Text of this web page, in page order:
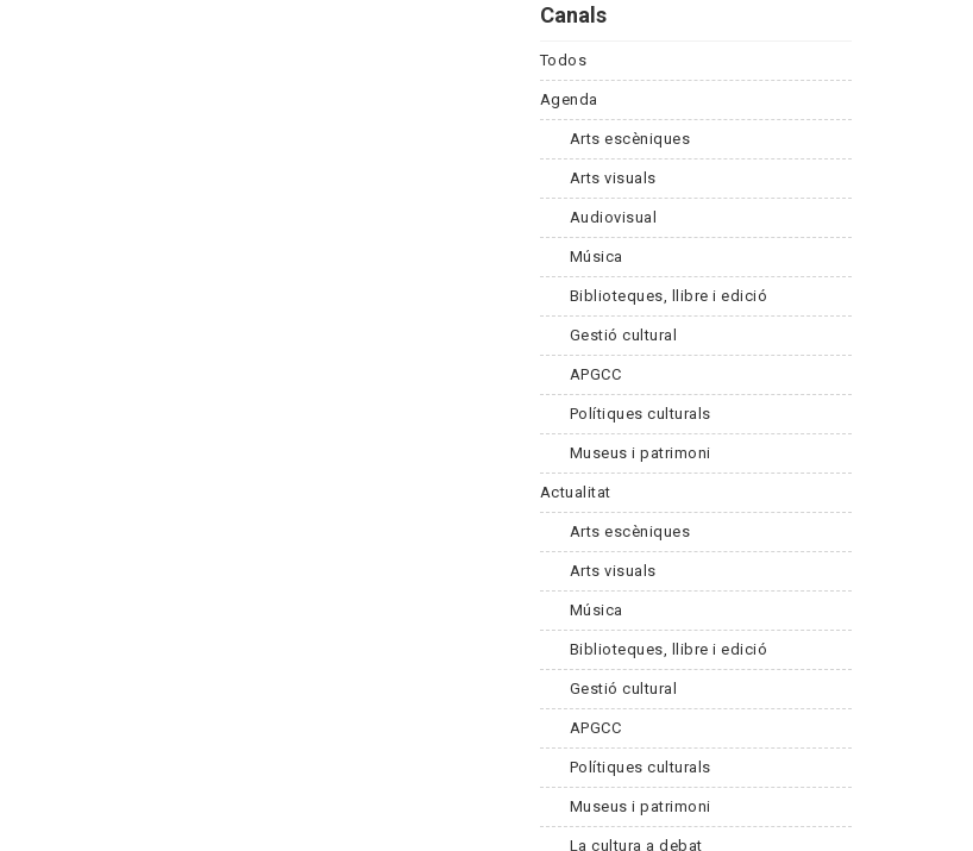
Canals
Todos
Agenda
Arts escèniques
Arts visuals
Audiovisual
Música
Biblioteques, llibre i edició
Gestió cultural
APGCC
Polítiques culturals
Museus i patrimoni
Actualitat
Arts escèniques
Arts visuals
Música
Biblioteques, llibre i edició
Gestió cultural
APGCC
Polítiques culturals
Museus i patrimoni
La cultura a debat